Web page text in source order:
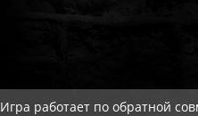
Игра работает по обратной